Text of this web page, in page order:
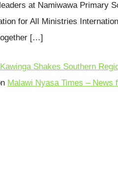
at Namiwawa Primary
for All Ministries
[…]
Shakes Southern
Malawi Nyasa Times – News